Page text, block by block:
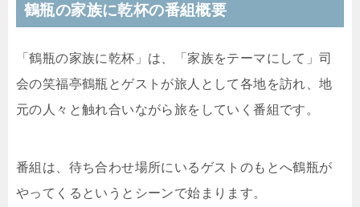
鶴瓶の家族に乾杯の番組概要
「鶴瓶の家族に乾杯」は、「家族をテーマにして」司
会の笑福亭鶴瓶とゲストが旅人として各地を訪れ、地
元の人々と触れ合いながら旅をしていく番組です。
番組は、待ち合わせ場所にいるゲストのもとへ鶴瓶が
やってくるというとシーンで始まります。